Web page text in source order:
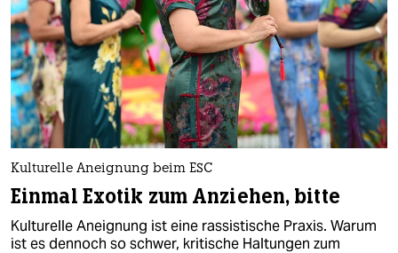
Kulturelle Aneignung beim ESC
Einmal Exotik zum Anziehen, bitte
Kulturelle Aneignung ist eine rassistische Praxis. Warum
ist es dennoch so schwer, kritische Haltungen zum